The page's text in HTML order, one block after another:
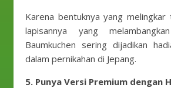
Karena bentuknya yang
lapisannya yang
Baumkuchen sering dijadikan
dalam pernikahan di Jepang.
5. Punya Versi Premium dengan